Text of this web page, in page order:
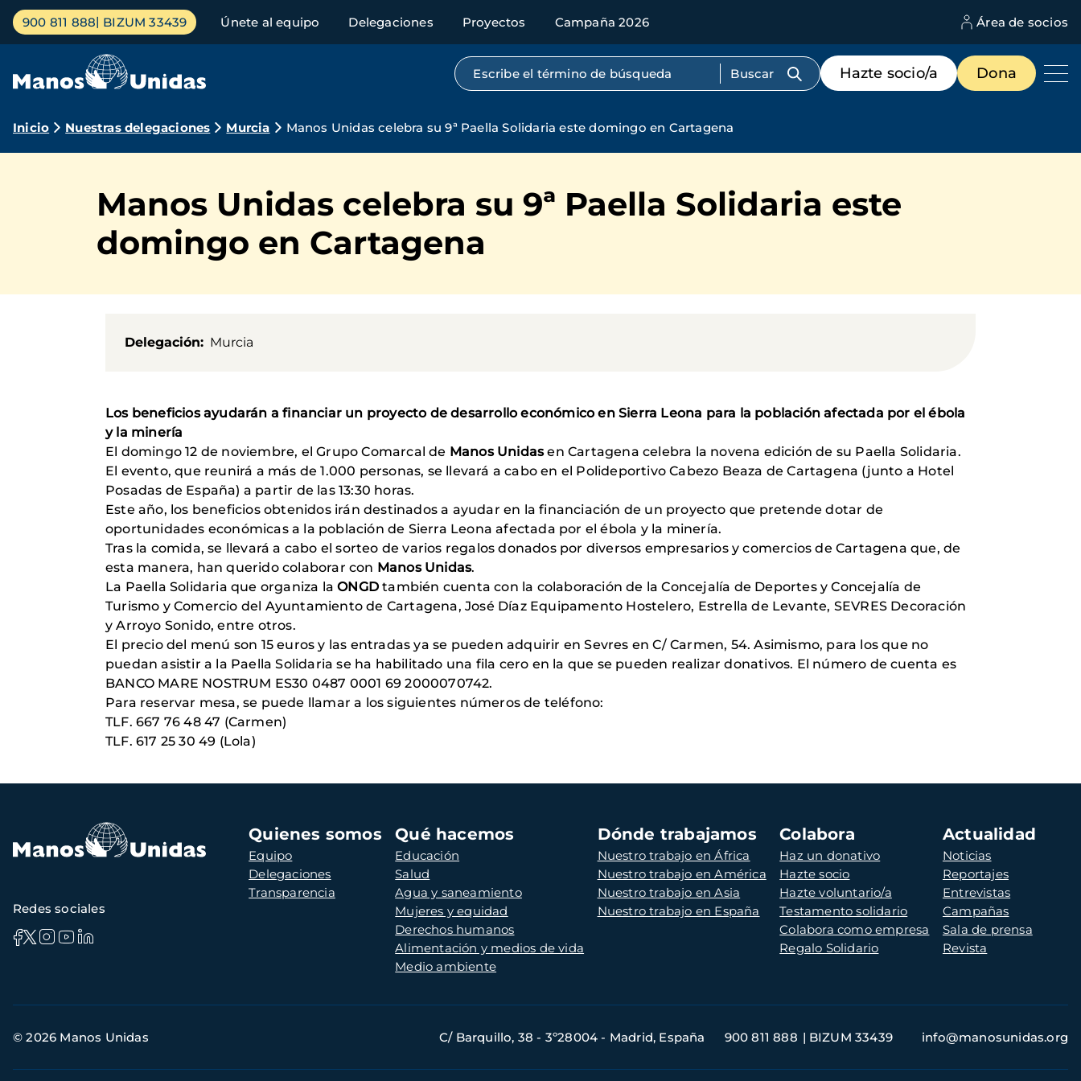
Pasar
contenido
Menú
principal
900 811 888 BIZUM 33439 Únete al equipo Delegaciones Proyectos Campaña 2026 Área de socios
Búsqueda por texto completo
Menú
de
destacados
Hazte socio/a Dona
Ruta
navegación
Inicio Nuestras delegaciones Murcia Manos Unidas celebra su 9ª Paella Solidaria este domingo en Cartagena
Manos Unidas celebra su 9ª Paella Solidaria este
domingo en Cartagena
Delegación Murcia
Los beneficios ayudarán a financiar un proyecto de desarrollo económico en Sierra Leona para la población afectada por el ébola
y la minería
El domingo 12 de noviembre, el Grupo Comarcal de Manos Unidasen Cartagena celebra la novena edición de su Paella Solidaria.
El evento, que reunirá a más de 1.000 personas, se llevará a cabo en el Polideportivo Cabezo Beaza de Cartagena (junto a Hotel
Posadas de España) a partir de las 13:30 horas.
Este año, los beneficios obtenidos irán destinados a ayudar en la financiación de un proyecto que pretende dotar de
oportunidades económicas a la población de Sierra Leona afectada por el ébola y la minería.
Tras la comida, se llevará a cabo el sorteo de varios regalos donados por diversos empresarios y comercios de Cartagena que, de
esta manera, han querido colaborar con Manos Unidas.
La Paella Solidaria que organiza laONGD también cuenta con la colaboración de la Concejalía de Deportes y Concejalía de
Turismo y Comercio del Ayuntamiento de Cartagena, José Díaz Equipamento Hostelero, Estrella de Levante, SEVRES Decoración
y Arroyo Sonido, entre otros.
El precio del menú son 15 euros y las entradas ya se pueden adquirir en Sevres en C/ Carmen, 54. Asimismo, para los que no
puedan asistir a la Paella Solidaria se ha habilitado una fila cero en la que se pueden realizar donativos. El número de cuenta es
BANCO MARE NOSTRUM ES30 0487 0001 69 2000070742.
Para reservar mesa, se puede llamar a los siguientes números de teléfono:
TLF. 667 76 48 47 (Carmen)
TLF. 617 25 30 49 (Lola)
Navegación
principal
Quienes somos
Equipo
Delegaciones
Transparencia
Qué hacemos
Educación
Salud
Agua y saneamiento
Mujeres y equidad
Derechos humanos
Alimentación y medios de vida
Medio ambiente
Dónde trabajamos
Nuestro trabajo en África
Nuestro trabajo en América
Nuestro trabajo en Asia
Nuestro trabajo en España
Colabora
Haz un donativo
Hazte socio
Hazte voluntario/a
Testamento solidario
Colabora como empresa
Regalo Solidario
Actualidad
Noticias
Reportajes
Entrevistas
Campañas
Sala de prensa
Revista
Redes sociales
de
© 2026 Manos Unidas C/ Barquillo, 38 - 3º28004 - Madrid, España 900 811 888 BIZUM 33439 info@manosunidas.org